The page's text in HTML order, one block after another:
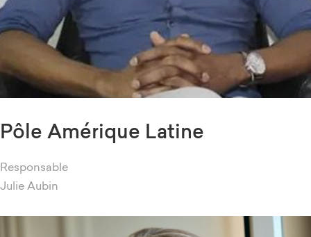
Pôle Amérique Latine
Responsable
Julie Aubin